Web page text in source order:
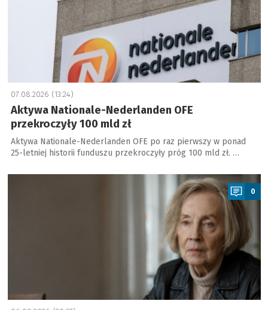
07.08.2026 (13:24)
Aktywa Nationale-Nederlanden OFE
przekroczyły 100 mld zł
Aktywa Nationale-Nederlanden OFE po raz pierwszy w ponad
25-letniej historii funduszu przekroczyły próg 100 mld zł. …
a
0